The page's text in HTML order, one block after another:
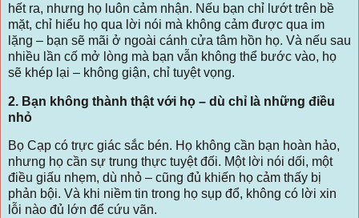
hết ra, nhưng họ luôn cảm nhận. Nếu bạn chỉ lướt trên bề
mặt, chỉ hiểu họ qua lời nói mà không cảm được qua im
lặng – bạn sẽ mãi ở ngoài cánh cửa tâm hồn họ. Và nếu sau
nhiều lần cố mở lòng mà bạn vẫn không thể bước vào, họ
sẽ khép lại – không giận, chỉ tuyệt vọng.
2. Bạn không thành thật với họ – dù chỉ là những điều
nhỏ
Bọ Cạp có trực giác sắc bén. Họ không cần bạn hoàn hảo,
nhưng họ cần sự trung thực tuyệt đối. Một lời nói dối, một
điều giấu nhẹm, dù nhỏ – cũng đủ khiến họ cảm thấy bị
phản bội. Và khi niềm tin trong họ sụp đổ, không có lời xin
lỗi nào đủ lớn để cứu vãn.